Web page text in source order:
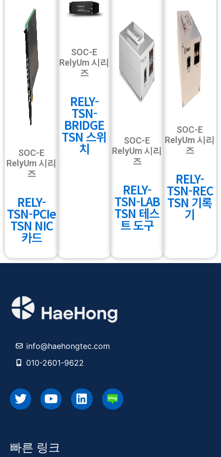
SOC-E
RelyUm 시리
즈
RELY-
TSN-PCIe
TSN NIC
카드
SOC-E
RelyUm 시리
즈
RELY-
TSN-
BRIDGE
TSN 스위
치
SOC-E
RelyUm 시리
즈
RELY-
TSN-LAB
TSN 테스
트 도구
SOC-E
RelyUm 시리
즈
RELY-
TSN-REC
TSN 기록
기
info@haehongtec.com
010-2601-9622
빠른 링크